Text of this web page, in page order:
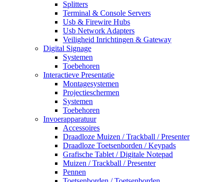
Splitters
Terminal & Console Servers
Usb & Firewire Hubs
Usb Network Adapters
Veiligheid Inrichtingen & Gateway
Digital Signage
Systemen
Toebehoren
Interactieve Presentatie
Montagesystemen
Projectieschermen
Systemen
Toebehoren
Invoerapparatuur
Accessoires
Draadloze Muizen / Trackball / Presenter
Draadloze Toetsenborden / Keypads
Grafische Tablet / Digitale Notepad
Muizen / Trackball / Presenter
Pennen